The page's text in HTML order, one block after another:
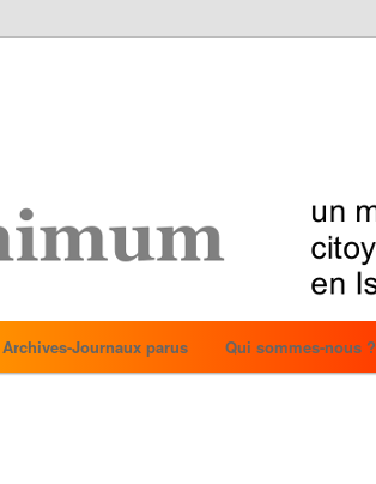
Archives-Journaux parus Qui sommes-nous ?